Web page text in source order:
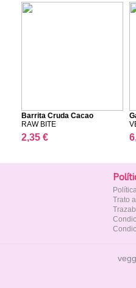
Barrita Cruda Cacao
RAW BITE
2,35 €
Trato